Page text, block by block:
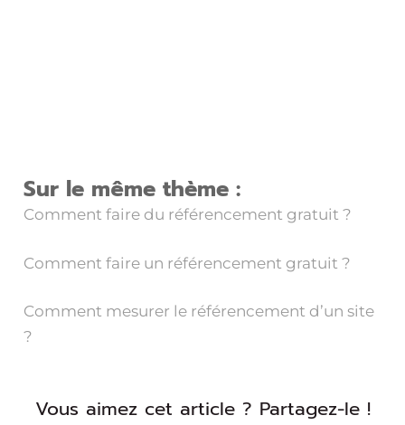
Sur le même thème :
Comment faire du référencement gratuit ?
Comment faire un référencement gratuit ?
Comment mesurer le référencement d’un site
?
Vous aimez cet article ? Partagez-le !